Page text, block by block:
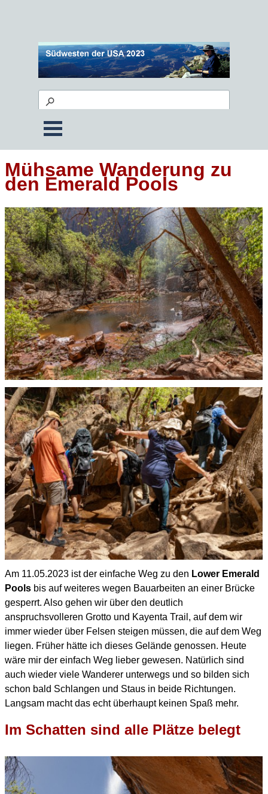
Mühsame Wanderung zu
den Emerald Pools
Am 11.05.2023 ist der einfache Weg zu den Lower Emerald
Pools bis auf weiteres wegen Bauarbeiten an einer Brücke
gesperrt. Also gehen wir über den deutlich
anspruchsvolleren Grotto und Kayenta Trail, auf dem wir
immer wieder über Felsen steigen müssen, die auf dem Weg
liegen. Früher hätte ich dieses Gelände genossen. Heute
wäre mir der einfach Weg lieber gewesen. Natürlich sind
auch wieder viele Wanderer unterwegs und so bilden sich
schon bald Schlangen und Staus in beide Richtungen.
Langsam macht das echt überhaupt keinen Spaß mehr.
Im Schatten sind alle Plätze belegt